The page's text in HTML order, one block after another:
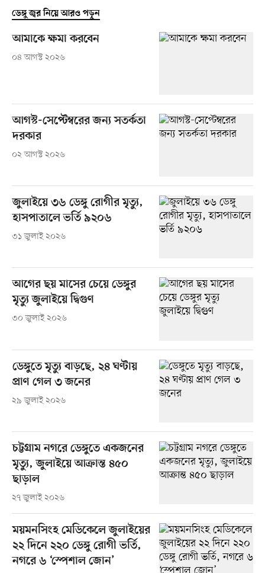
ডেঙ্গু জ্বর নিয়ে আরও পড়ুন
আমাকে ক্ষমা করবেন
০৪ আগস্ট ২০২৬
আগস্ট-সেপ্টেম্বরের জন্য সতর্কতা
দরকার
০২ আগস্ট ২০২৬
জুলাইয়ে ৩৬ ডেঙ্গু রোগীর মৃত্যু,
হাসপাতালে ভর্তি ৯২০৬
৩১ জুলাই ২০২৬
আগের ছয় মাসের চেয়ে ডেঙ্গুর
মৃত্যু জুলাইয়ে দ্বিগুণ
৩০ জুলাই ২০২৬
ডেঙ্গুতে মৃত্যু বাড়ছে, ২৪ ঘণ্টায়
প্রাণ গেল ৩ জনের
২৯ জুলাই ২০২৬
চট্টগ্রাম নগরে ডেঙ্গুতে একজনের
মৃত্যু, জুলাইয়ে আক্রান্ত ৪৫০
ছাড়াল
২৭ জুলাই ২০২৬
ময়মনসিংহ মেডিকেলে জুলাইয়ের
২২ দিনে ২২০ ডেঙ্গু রোগী ভর্তি,
নগরে ৬ ‘স্পেশাল জোন’